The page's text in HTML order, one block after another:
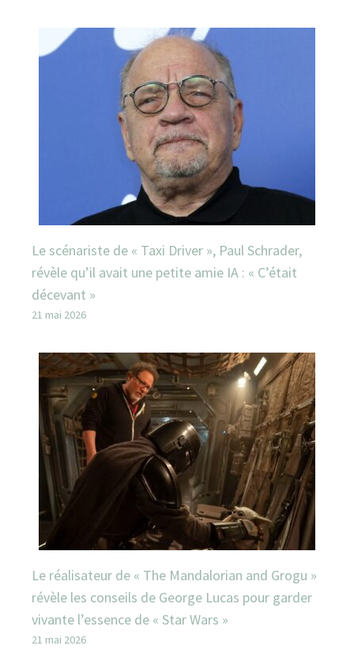
Le scénariste de « Taxi Driver », Paul Schrader,
révèle qu’il avait une petite amie IA : « C’était
décevant »
21 mai 2026
Le réalisateur de « The Mandalorian and Grogu »
révèle les conseils de George Lucas pour garder
vivante l’essence de « Star Wars »
21 mai 2026